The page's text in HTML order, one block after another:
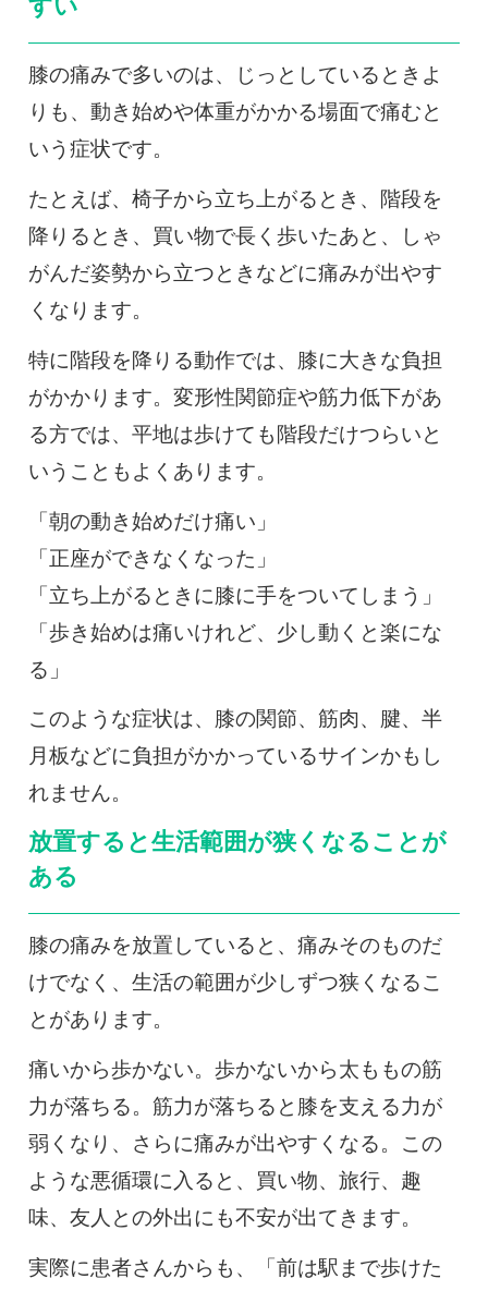
すい
膝の痛みで多いのは、じっとしているときよ
りも、動き始めや体重がかかる場面で痛むと
いう症状です。
たとえば、椅子から立ち上がるとき、階段を
降りるとき、買い物で長く歩いたあと、しゃ
がんだ姿勢から立つときなどに痛みが出やす
くなります。
特に階段を降りる動作では、膝に大きな負担
がかかります。変形性関節症や筋力低下があ
る方では、平地は歩けても階段だけつらいと
いうこともよくあります。
「朝の動き始めだけ痛い」
「正座ができなくなった」
「立ち上がるときに膝に手をついてしまう」
「歩き始めは痛いけれど、少し動くと楽にな
る」
このような症状は、膝の関節、筋肉、腱、半
月板などに負担がかかっているサインかもし
れません。
放置すると生活範囲が狭くなることが
ある
膝の痛みを放置していると、痛みそのものだ
けでなく、生活の範囲が少しずつ狭くなるこ
とがあります。
痛いから歩かない。歩かないから太ももの筋
力が落ちる。筋力が落ちると膝を支える力が
弱くなり、さらに痛みが出やすくなる。この
ような悪循環に入ると、買い物、旅行、趣
味、友人との外出にも不安が出てきます。
実際に患者さんからも、「前は駅まで歩けた